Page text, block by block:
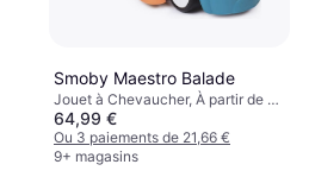
Smoby Maestro Balade
Jouet à Chevaucher, À partir de 6
mois
64,99 €
Ou 3 paiements de 21,66 €
9+ magasins